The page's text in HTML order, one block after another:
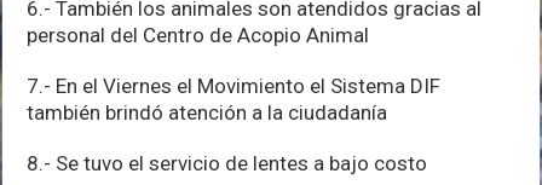
6.- También los animales son atendidos gracias al
personal del Centro de Acopio Animal
7.- En el Viernes el Movimiento el Sistema DIF
también brindó atención a la ciudadanía
8.- Se tuvo el servicio de lentes a bajo costo